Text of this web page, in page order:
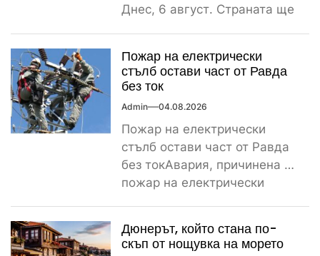
Днес, 6 август. Страната ще
Пожар на електрически
стълб остави част от Равда
без ток
Admin 04.08.2026
Пожар на електрически
стълб остави част от Равда
без токАвария, причинена от
пожар на електрически
Дюнерът, който стана по-
скъп от нощувка на морето